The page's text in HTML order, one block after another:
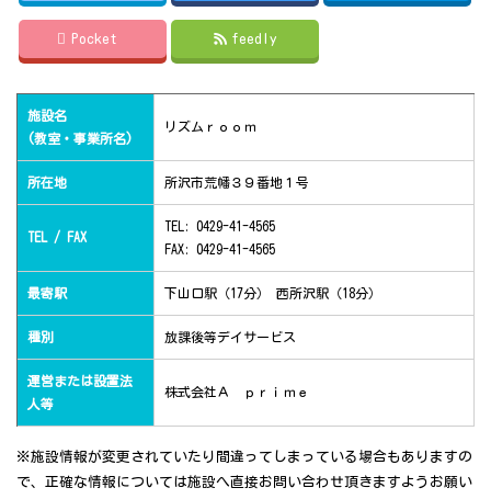
Pocket feedly
施設名
(教室・事業所名)
リズムｒｏｏｍ
所在地 所沢市荒幡３９番地１号
TEL / FAX
TEL: 0429-41-4565
FAX: 0429-41-4565
最寄駅 下山口駅（17分） 西所沢駅（18分）
種別 放課後等デイサービス
運営または設置法
人等
株式会社Ａ ｐｒｉｍｅ
※施設情報が変更されていたり間違ってしまっている場合もありますの
で、正確な情報については施設へ直接お問い合わせ頂きますようお願い